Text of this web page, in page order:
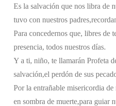
Es la salvación que nos libra de
tuvo con nuestros padres,
Para concedernos que, libres de
presencia, todos nuestros días.
Y a ti, niño, te llamarán Profeta
salvación,el perdón de sus
Por la entrañable misericordia de
en sombra de muerte,para guiar